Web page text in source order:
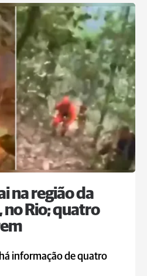
na região da
no Rio; quatro
informação de quatro